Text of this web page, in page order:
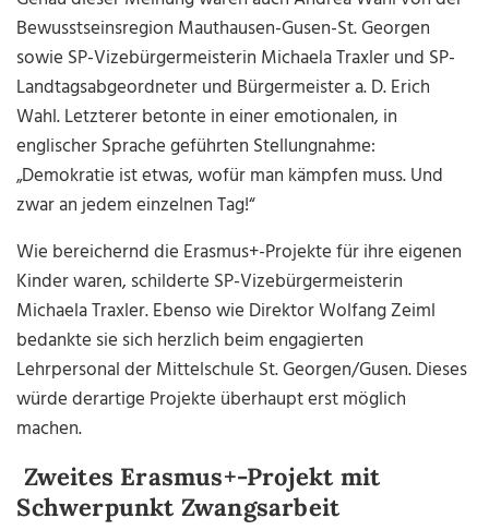
Bewusstseinsregion Mauthausen-Gusen-St. Georgen
sowie SP-Vizebürgermeisterin Michaela Traxler und SP-
Landtagsabgeordneter und Bürgermeister a. D. Erich
Wahl. Letzterer betonte in einer emotionalen, in
englischer Sprache geführten Stellungnahme:
„Demokratie ist etwas, wofür man kämpfen muss. Und
zwar an jedem einzelnen Tag!“
Wie bereichernd die Erasmus+-Projekte für ihre eigenen
Kinder waren, schilderte SP-Vizebürgermeisterin
Michaela Traxler. Ebenso wie Direktor Wolfang Zeiml
bedankte sie sich herzlich beim engagierten
Lehrpersonal der Mittelschule St. Georgen/Gusen. Dieses
würde derartige Projekte überhaupt erst möglich
machen.
Zweites Erasmus+-Projekt mit
Schwerpunkt Zwangsarbeit